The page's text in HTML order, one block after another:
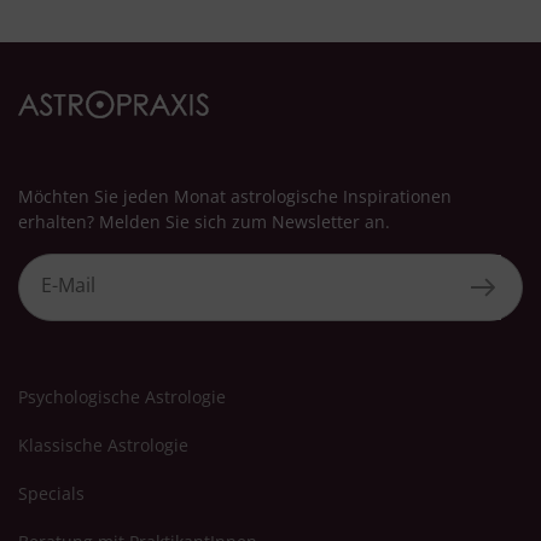
Möchten Sie jeden Monat astrologische Inspirationen
erhalten? Melden Sie sich zum Newsletter an.
Psychologische Astrologie
Klassische Astrologie
Specials
Verwendung genauer Standortdaten